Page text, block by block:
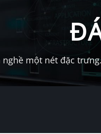
nghề một nét đặc